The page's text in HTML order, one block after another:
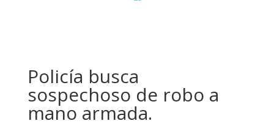
Policía busca
sospechoso de robo a
mano armada.